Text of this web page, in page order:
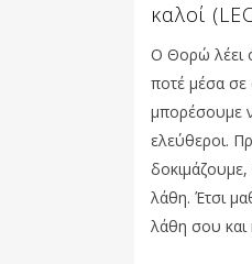
καλοί
Ο Θορώ λέει
ποτέ μέσα σε
μπορέσουμε
ελεύθεροι.
λάθη. Έτσι
λάθη σου και